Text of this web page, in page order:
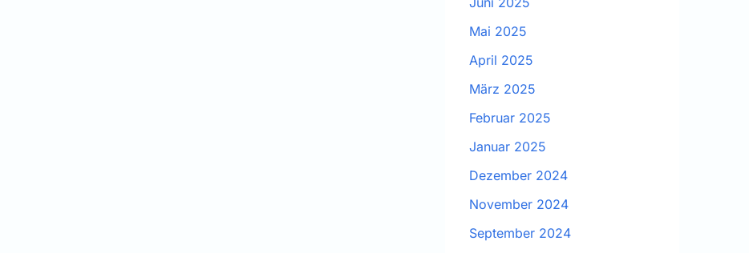
Mai 2025
April 2025
März 2025
Februar 2025
Januar 2025
Dezember 2024
November 2024
September 2024